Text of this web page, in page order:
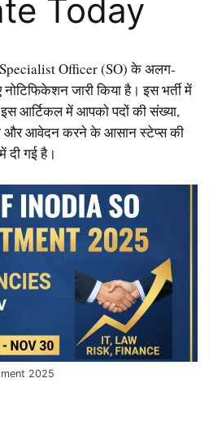
Today
Officer (SO) के अलग-
जारी किया है। इस भर्ती में
आर्टिकल में आपको पदों की संख्या,
और आवेदन करने के आसान स्टेप्स की
दी गई है।
2025